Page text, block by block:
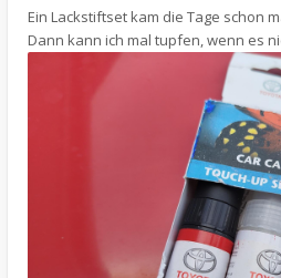
Ein Lackstiftset kam die Tage schon
Dann kann ich mal tupfen, wenn es